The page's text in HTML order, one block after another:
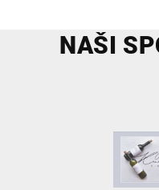
NAŠI